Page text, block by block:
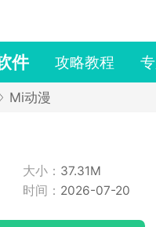
件 攻略教程
Mi动漫
大小： 37.31M
时间： 2026-07-20